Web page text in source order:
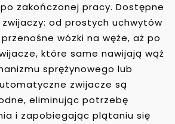
zakończonej pracy. Dostępne
od prostych uchwytów
wózki na węże, aż po
które same nawijają wąż
sprężynowego lub
zwijacze są
eliminując potrzebę
i zapobiegając plątaniu się